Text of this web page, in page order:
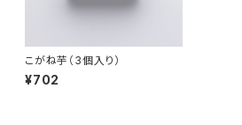
こがね芋（3個入り）
¥702